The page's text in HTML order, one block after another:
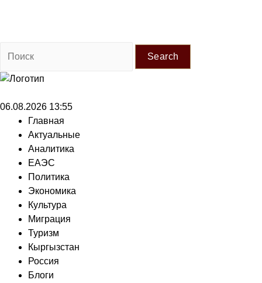
Search
06.08.2026 13:55
Главная
Актуальные
Аналитика
ЕАЭС
Политика
Экономика
Культура
Миграция
Туризм
Кыргызстан
Россия
Блоги